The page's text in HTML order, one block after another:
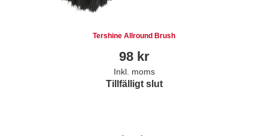
Tershine Allround Brush
98kr
Inkl. moms
Tillfälligt slut